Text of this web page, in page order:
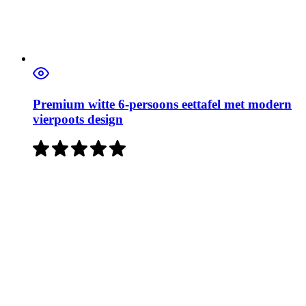
Premium witte 6-persoons eettafel met modern
vierpoots design